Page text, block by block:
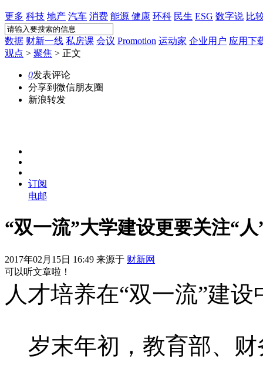
更多 科技 地产 汽车 消费 能源 健康 环科 民生 ESG 数字说 比
数据 财新一线 私房课 会议 Promotion 运动家 企业用户 应用下
观点 > 聚焦 > 正文
0发表评论
分享到微信朋友圈
新浪转发
订阅
电邮
“双一流”大学建设更要关注“
2017年02月15日 16:49 来源于 财新网
可以听文章啦！
人才培养在“双一流”建
岁末年初，教育部、